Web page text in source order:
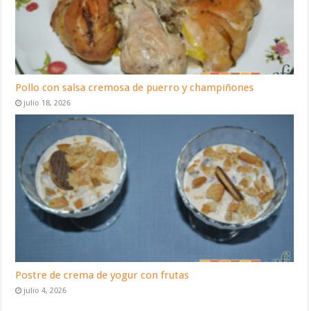
Pollo con salsa cremosa de puerro y champiñones
julio 18, 2026
Postre de crema de yogur con frutas
julio 4, 2026